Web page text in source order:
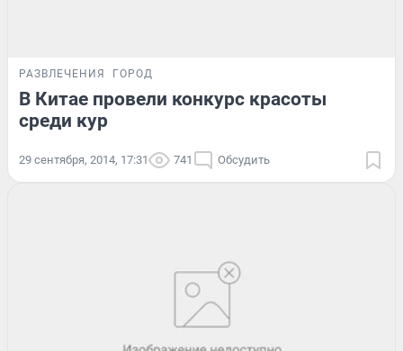
РАЗВЛЕЧЕНИЯ ГОРОД
В Китае провели конкурс красоты
среди кур
29 сентября, 2014, 17:31 741 Обсудить